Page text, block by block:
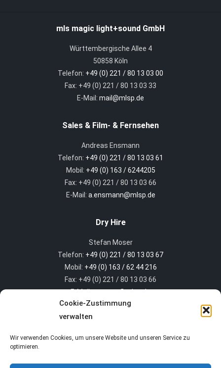
Cookie-Zustimmung
verwalten
Wir verwenden Cookies, um unsere Website und unseren Service zu
optimieren.
mls magic light+sound GmbH
Württembergische Allee 4
50858 Köln
Telefon: +49 (0) 221 / 80 13 03 00
Fax: +49 (0) 221 / 80 13 03 33
E-Mail: mail@mlsp.de
Sales & Film- & Fernsehen
Andreas Ensmann
Telefon: +49 (0) 221 / 80 13 03 61
Mobil: +49 (0) 163 / 6244205
Fax: +49 (0) 221 / 80 13 03 66
E-Mail: a.ensmann@mlsp.de
Dry Hire
Stefan Moser
Telefon: +49 (0) 221 / 80 13 03 67
Mobil: +49 (0) 163 / 62 44 216
Fax: +49 (0) 221 / 80 13 03 66
E-Mail:s.moser@mlsp.de
MLS light systems GmbH
Heinz Braun
E-Mail:h.braun@mlsp.de